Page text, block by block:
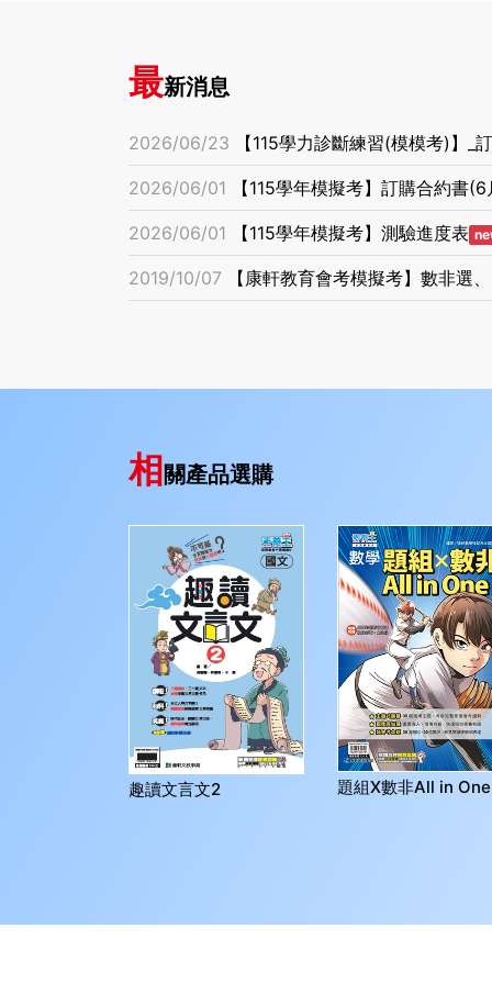
最新消息
2026/06/23 【115學力診斷練習(模模考)】_
2026/06/01 【115學年模擬考】訂購合約書
2026/06/01 【115學年模擬考】測驗進度表
2019/10/07 【康軒教育會考模擬考】數非選
相關產品選購
趣讀文言文2 題組X數非All in One